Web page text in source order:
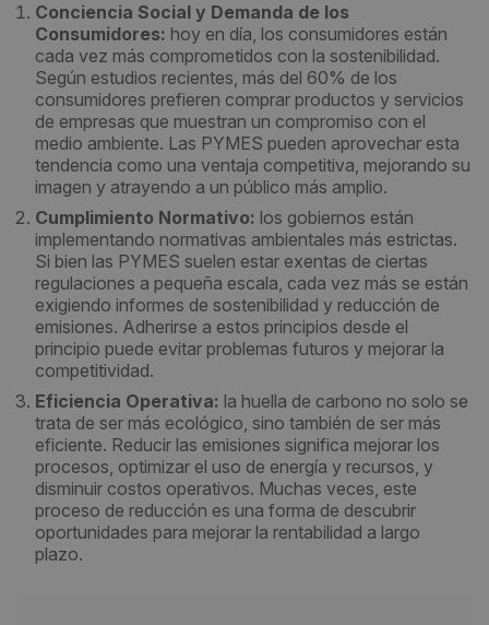
Conciencia Social y Demanda de los
Consumidores: hoy en día, los consumidores están
cada vez más comprometidos con la sostenibilidad.
Según estudios recientes, más del 60% de los
consumidores prefieren comprar productos y servicios
de empresas que muestran un compromiso con el
medio ambiente. Las PYMES pueden aprovechar esta
tendencia como una ventaja competitiva, mejorando su
imagen y atrayendo a un público más amplio.
Cumplimiento Normativo: los gobiernos están
implementando normativas ambientales más estrictas.
Si bien las PYMES suelen estar exentas de ciertas
regulaciones a pequeña escala, cada vez más se están
exigiendo informes de sostenibilidad y reducción de
emisiones. Adherirse a estos principios desde el
principio puede evitar problemas futuros y mejorar la
competitividad.
Eficiencia Operativa: la huella de carbono no solo se
trata de ser más ecológico, sino también de ser más
eficiente. Reducir las emisiones significa mejorar los
procesos, optimizar el uso de energía y recursos, y
disminuir costos operativos. Muchas veces, este
proceso de reducción es una forma de descubrir
oportunidades para mejorar la rentabilidad a largo
plazo.